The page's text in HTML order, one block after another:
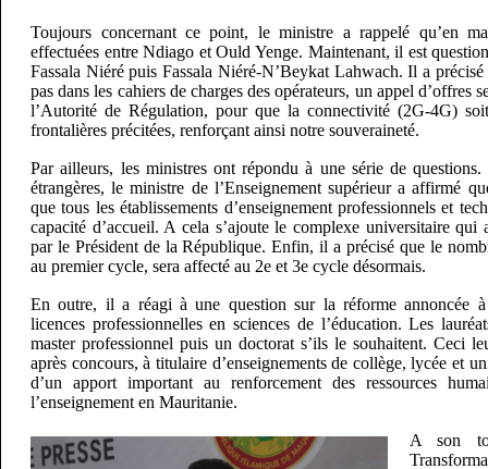
Toujours concernant ce point, le ministre a rappelé qu’en
effectuées entre Ndiago et Ould Yenge. Maintenant, il est
Fassala Niéré puis Fassala Niéré-N’Beykat Lahwach. Il a
pas dans les cahiers de charges des opérateurs, un appel d’offres
l’Autorité de Régulation, pour que la connectivité (2G-4G)
frontalières précitées, renforçant ainsi notre souveraineté.
Par ailleurs, les ministres ont répondu à une série de
étrangères, le ministre de l’Enseignement supérieur a affirmé
que tous les établissements d’enseignement professionnels et
capacité d’accueil. A cela s’ajoute le complexe universitaire qui
par le Président de la République. Enfin, il a précisé que le
au premier cycle, sera affecté au 2e et 3e cycle désormais.
En outre, il a réagi à une question sur la réforme annoncée
licences professionnelles en sciences de l’éducation. Les
master professionnel puis un doctorat s’ils le souhaitent. Ceci
après concours, à titulaire d’enseignements de collège, lycée et
d’un apport important au renforcement des ressources
l’enseignement en Mauritanie.
A son